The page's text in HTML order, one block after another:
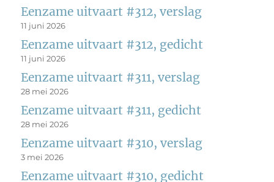
Eenzame uitvaart #312, verslag
11 juni 2026
Eenzame uitvaart #312, gedicht
11 juni 2026
Eenzame uitvaart #311, verslag
28 mei 2026
Eenzame uitvaart #311, gedicht
28 mei 2026
Eenzame uitvaart #310, verslag
3 mei 2026
Eenzame uitvaart #310, gedicht